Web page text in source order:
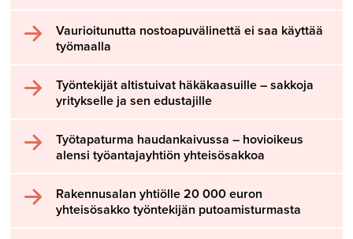
Vaurioitunutta nostoapuvälinettä ei saa käyttää
työmaalla
Työntekijät altistuivat häkäkaasuille – sakkoja
yritykselle ja sen edustajille
Työtapaturma haudankaivussa – hovioikeus
alensi työantajayhtiön yhteisösakkoa
Rakennusalan yhtiölle 20 000 euron
yhteisösakko työntekijän putoamisturmasta